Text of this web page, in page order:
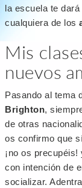
la escuela te
cualquiera de los
Mis
nuevos
Pasando al tema
Brighton,
de otras
os confirmo que
¡no os
con intención de
socializar.